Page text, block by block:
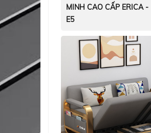
MINH CAO CẤP ERICA -
E5